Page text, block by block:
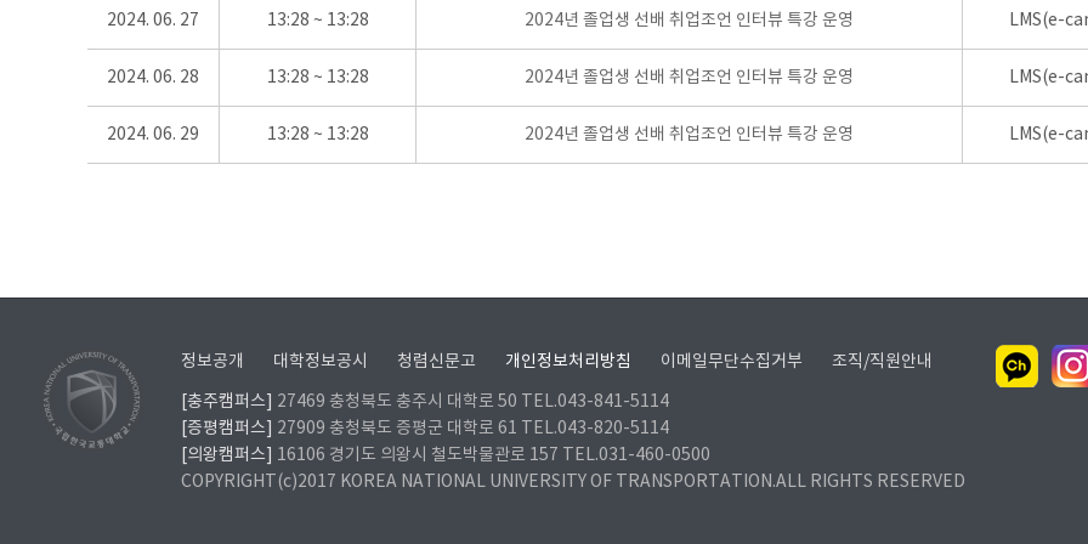
2024. 06. 27 13:28 ~ 13:28 2024년 졸업생 선배 취업조언 인터뷰 특강 운영 LMS(e-
2024. 06. 28 13:28 ~ 13:28 2024년 졸업생 선배 취업조언 인터뷰 특강 운영 LMS(e-
2024. 06. 29 13:28 ~ 13:28 2024년 졸업생 선배 취업조언 인터뷰 특강 운영 LMS(e-
정보공개 대학정보공시 청렴신문고 개인정보처리방침 이메일무단수집거부 조직/직원안내
[충주캠퍼스]
27469 충청북도 충주시 대학로 50 TEL.043-841-5114
[증평캠퍼스]
27909 충청북도 증평군 대학로 61 TEL.043-820-5114
[의왕캠퍼스]
16106 경기도 의왕시 철도박물관로 157 TEL.031-460-0500
COPYRIGHT(c)2017 KOREA NATIONAL UNIVERSITY OF TRANSPORTATION.ALL RIGHTS RESERVED